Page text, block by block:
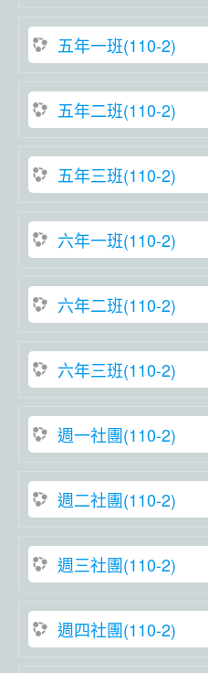
五年一班(110-2)
五年二班(110-2)
五年三班(110-2)
六年一班(110-2)
六年二班(110-2)
六年三班(110-2)
週一社團(110-2)
週二社團(110-2)
週三社團(110-2)
週四社團(110-2)